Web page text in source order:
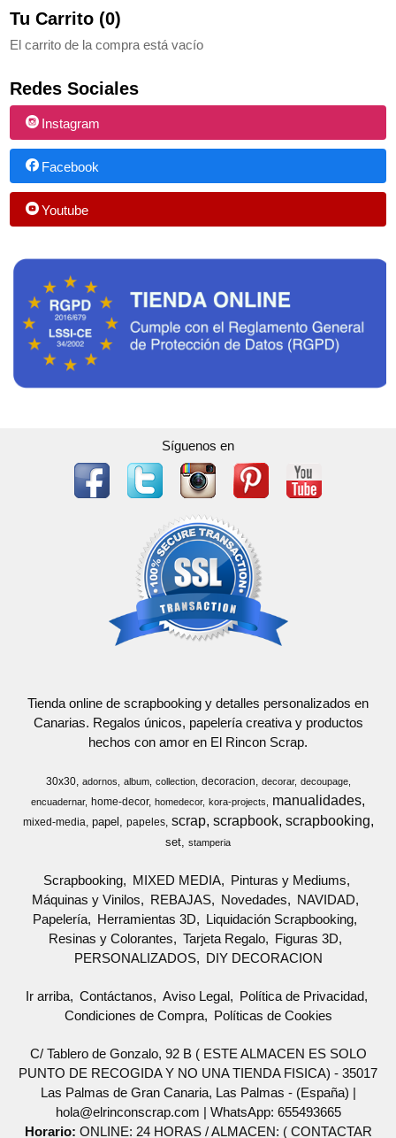
Tu Carrito (0)
El carrito de la compra está vacío
Redes Sociales
Instagram
Facebook
Youtube
Síguenos en
Tienda online de scrapbooking y detalles personalizados en
Canarias. Regalos únicos, papelería creativa y productos
hechos con amor en El Rincon Scrap.
30x30 adornos album collection decoracion decorar
decoupage
encuadernar
home-decor homedecor kora-projects manualidades
mixed-media papel papeles scrap scrapbook scrapbooking
set stamperia
Scrapbooking MIXED MEDIA
Pinturas y Mediums
Máquinas y Vinilos
REBAJAS Novedades
NAVIDAD
Papelería
Herramientas 3D
Liquidación Scrapbooking
Resinas y Colorantes
Tarjeta Regalo
Figuras 3D
PERSONALIZADOS
DIY DECORACION
Ir arriba Contáctanos Aviso Legal
Política de Privacidad
Condiciones de Compra
Políticas de Cookies
C/ Tablero de Gonzalo, 92 B ( ESTE ALMACEN ES SOLO
PUNTO DE RECOGIDA Y NO UNA TIENDA FISICA) - 35017
Las Palmas de Gran Canaria, Las Palmas - (España) |
hola@elrinconscrap.com | WhatsApp: 655493665
Horario: ONLINE: 24 HORAS / ALMACEN: ( CONTACTAR